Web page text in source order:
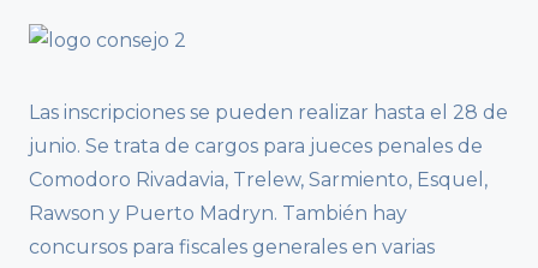
Las inscripciones se pueden realizar hasta el 28 de
junio. Se trata de cargos para jueces penales de
Comodoro Rivadavia, Trelew, Sarmiento, Esquel,
Rawson y Puerto Madryn. También hay
concursos para fiscales generales en varias